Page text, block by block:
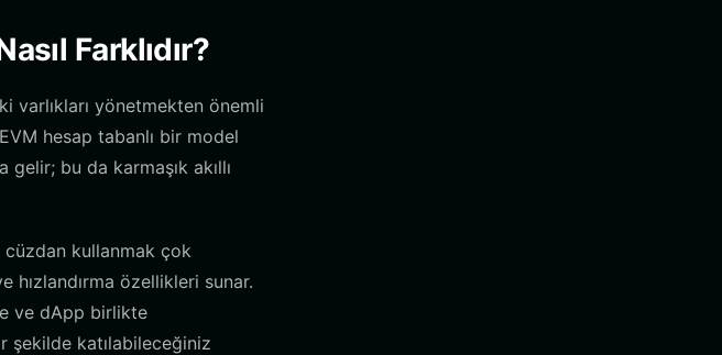
Farklıdır?
varlıkları yönetmekten önemli
hesap tabanlı bir model
gelir; bu da karmaşık akıllı
kullanmak çok
özellikleri sunar.
ve dApp birlikte
şekilde katılabileceğiniz